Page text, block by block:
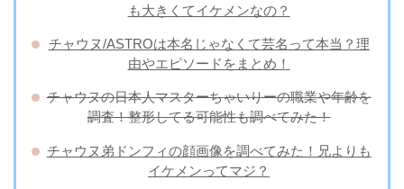
も大きくてイケメンなの？
チャウヌ/ASTROは本名じゃなくて芸名って本当？理
由やエピソードをまとめ！
チャウヌの日本人マスターちゃいりーの職業や年齢を
調査！整形してる可能性も調べてみた！
チャウヌ弟ドンフィの顔画像を調べてみた！兄よりも
イケメンってマジ？